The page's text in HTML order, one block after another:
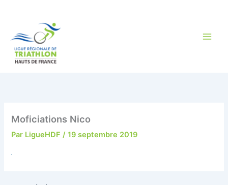
Moficiations Nico
Par LigueHDF/19 septembre 2019